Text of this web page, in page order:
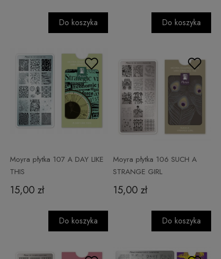
Do koszyka Do koszyka
Moyra płytka 107 A DAY LIKE
THIS
15,00 zł
Do koszyka
Moyra płytka 106 SUCH A
STRANGE GIRL
15,00 zł
Do koszyka